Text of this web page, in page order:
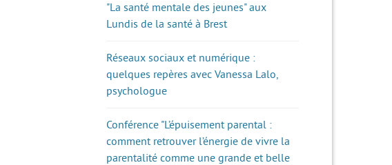
"La santé mentale des jeunes" aux
Lundis de la santé à Brest
Réseaux sociaux et numérique :
quelques repères avec Vanessa Lalo,
psychologue
Conférence "L’épuisement parental :
comment retrouver l’énergie de vivre la
parentalité comme une grande et belle